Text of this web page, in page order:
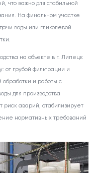
что важно для стабильной
На финальном участке
воды или гликолевой
на объекте в г. Липецк
от грубой фильтрации и
обработки и работы с
для производства
риск аварий, стабилизирует
нормативных требований